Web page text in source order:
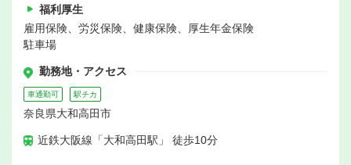
福利厚生
雇用保険、労災保険、健康保険、厚生年金保険
駐車場
勤務地・アクセス
車通勤可 駅チカ
奈良県大和高田市
近鉄大阪線「大和高田駅」 徒歩10分